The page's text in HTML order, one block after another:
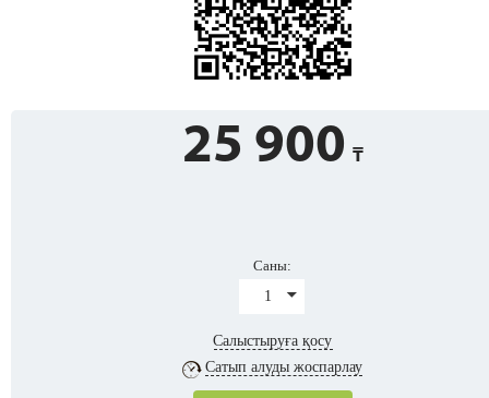
25 900
Саны:
1
Салыстыруға қосу
Сатып алуды жоспарлау